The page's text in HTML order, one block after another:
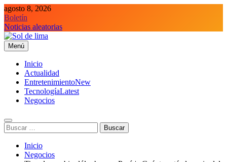
Saltar
al
contenido
agosto 8, 2026
Boletín
Noticias aleatorias
Sol de lima
Menú
Inicio
Actualidad
EntretenimientoNew
TecnologíaLatest
Negocios
Buscar:
Inicio
Negocios